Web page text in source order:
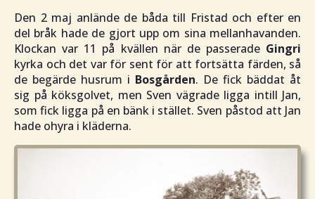
Den 2 maj anlände de båda till Fristad och efter en
del bråk hade de gjort upp om sina mellanhavanden.
Klockan var 11 på kvällen när de passerade Gingri
kyrka och det var för sent för att fortsätta färden, så
de begärde husrum i Bosgården. De fick bäddat åt
sig på köksgolvet, men Sven vägrade ligga intill Jan,
som fick ligga på en bänk i stället. Sven påstod att Jan
hade ohyra i kläderna.